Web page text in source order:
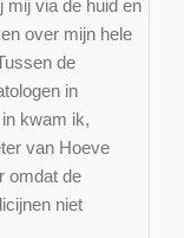
mij via de huid en
over mijn hele
de
in
kwam ik,
van Hoeve
omdat de
niet